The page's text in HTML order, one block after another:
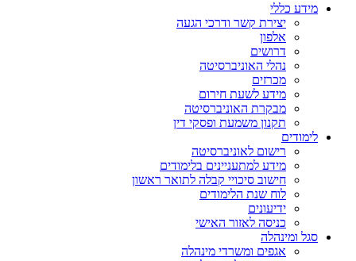
מידע כללי
יצירת קשר ודרכי הגעה
אלפון
דרושים
נהלי האוניברסיטה
מכרזים
מידע לשעת חירום
מבקרת האוניברסיטה
תקנון משמעת ופסקי דין
לימודים
רישום לאוניברסיטה
מידע למתעניינים בלימודים
חישוב סיכויי קבלה לתואר ראשון
לוח שנת הלימודים
ידיעונים
כניסה לאזור האישי
סגל ומינהלה
אגפים ומשרדי מינהלה